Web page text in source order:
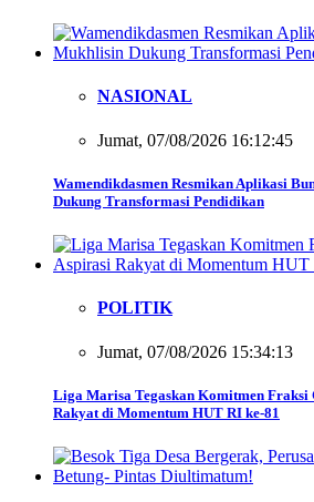
NASIONAL
Jumat, 07/08/2026 16:12:45
Wamendikdasmen Resmikan Aplikasi
Dukung Transformasi Pendidikan
POLITIK
Jumat, 07/08/2026 15:34:13
Liga Marisa Tegaskan Komitmen
Rakyat di Momentum HUT RI ke-81